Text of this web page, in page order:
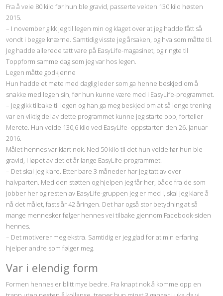
Fra å veie 80 kilo før hun ble gravid, passerte vekten 130 kilo høsten
2015.
– I november gikk jeg til legen min og klaget over at jeg hadde fått så
vondt i begge knærne. Samtidig visste jeg årsaken, og hva som måtte til.
Jeg hadde allerede tatt vare på EasyLife-magasinet, og ringte til
Toppform samme dag som jeg var hos legen.
Legen måtte godkjenne
Hun hadde et møte med daglig leder som ga henne beskjed om å
snakke med legen sin, før hun kunne være med i EasyLife-programmet.
– Jeg gikk tilbake til legen og han ga meg beskjed om at så lenge trening
var en viktig del av dette programmet kunne jeg starte opp, forteller
Merete. Hun veide 130,6 kilo ved EasyLife- oppstarten den 26. januar
2016.
Målet hennes var klart nok. Ned 50 kilo til det hun veide før hun ble
gravid, i løpet av det et år lange EasyLife-programmet.
– Det skal jeg klare. Etter bare 3 måneder har jeg tatt av over
halvparten. Med den støtten og hjelpen jeg får her, både fra de som
jobber her og resten av EasyLife-gruppen jeg er med i, skal jeg klare å
nå det målet, fastslår 42 åringen. Det har også stor betydning at så
mange mennesker følger hennes vei tilbake gjennom Facebook-siden
hennes.
– Det motiverer meg ekstra. Samtidig er jeg glad for at min erfaring
hjelper andre som følger meg.
Var i elendig form
Formen hennes er blitt mye bedre. Fra knapt nok å komme opp en